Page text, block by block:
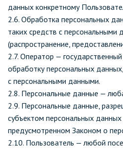
данных конкретному
2.6. Обработка персональных
таких средств с персональными
(распространение,
2.7. Оператор —
обработку персональных
с персональными данными.
2.8. Персональные данные —
2.9. Персональные данные,
субъектом персональных
предусмотренном Законом о
2.10. Пользователь — любой